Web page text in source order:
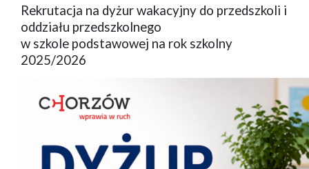
Rekrutacja na dyżur wakacyjny do przedszkoli i
oddziału przedszkolnego
w szkole podstawowej na rok szkolny
2025/2026